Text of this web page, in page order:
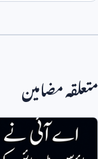
متعلقہ مضامین